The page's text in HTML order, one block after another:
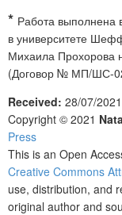
* Работа выполнена
в университете
Михаила Прохорова
(Договор № МП/ШС-
Received: 28/07/
Copyright © 2021
Press
This is an Open
Creative Commons
use, distribution, and
original author and